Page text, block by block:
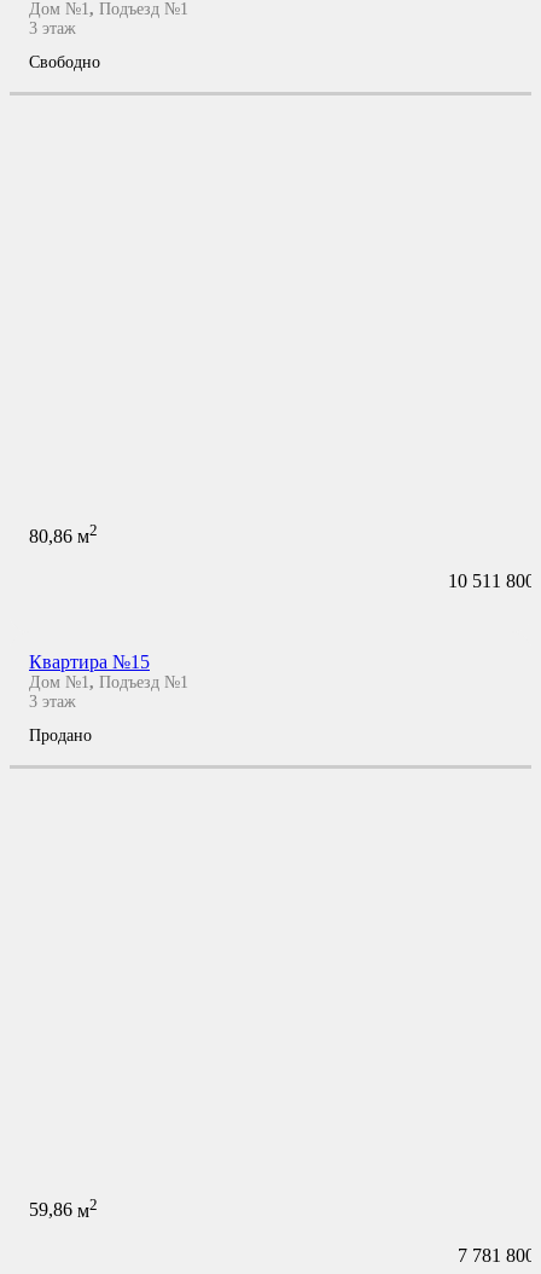
Дом №1 , Подъезд №1
3 этаж
Свободно
80,86 м2
10 511 800
Квартира №15
Дом №1, Подъезд №1
3 этаж
Продано
59,86 м2
7 781 800